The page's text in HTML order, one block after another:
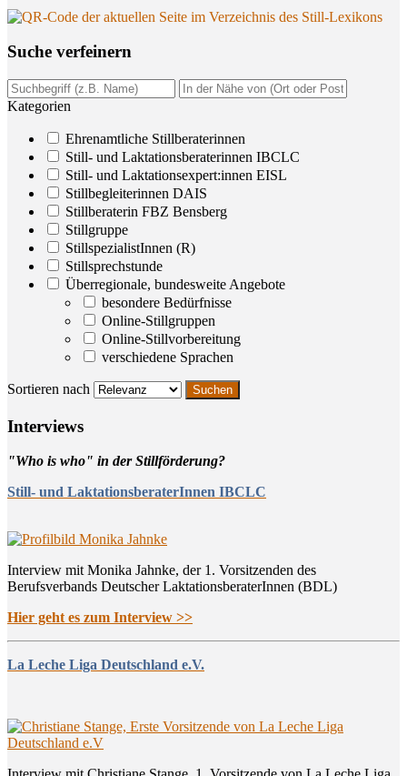
Suche ver­fei­nern
Kategorien
Ehrenamtliche Stillberaterinnen
Still- und Laktationsberaterinnen IBCLC
Still- und Laktationsexpert:innen EISL
Stillbegleiterinnen DAIS
Stillberaterin FBZ Bensberg
Stillgruppe
StillspezialistInnen (R)
Stillsprechstunde
Überregionale, bundesweite Angebote
besondere Bedürfnisse
Online-Stillgruppen
Online-Stillvorbereitung
verschiedene Sprachen
Sortieren nach
Inter­views
"Who is who" in der Stillförderung?
Still- und LaktationsberaterInnen IBCLC
Interview mit Monika Jahnke, der 1. Vorsitzenden des
Berufsverbands Deutscher LaktationsberaterInnen (BDL)
Hier geht es zum Interview >>
La Leche Liga Deutschland e.V.